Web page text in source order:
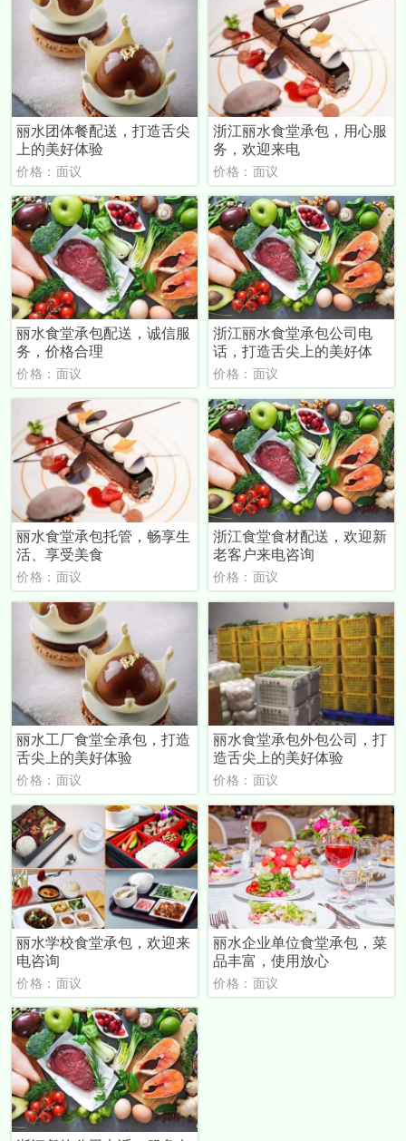
丽水团体餐配送，打造舌尖
上的美好体验
价格：面议
浙江丽水食堂承包，用心服
务，欢迎来电
价格：面议
丽水食堂承包配送，诚信服
务，价格合理
价格：面议
浙江丽水食堂承包公司电
话，打造舌尖上的美好体
价格：面议
丽水食堂承包托管，畅享生
活、享受美食
价格：面议
浙江食堂食材配送，欢迎新
老客户来电咨询
价格：面议
丽水工厂食堂全承包，打造
舌尖上的美好体验
价格：面议
丽水食堂承包外包公司，打
造舌尖上的美好体验
价格：面议
丽水学校食堂承包，欢迎来
电咨询
价格：面议
丽水企业单位食堂承包，菜
品丰富，使用放心
价格：面议